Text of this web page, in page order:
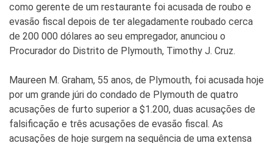
como gerente de um restaurante foi acusada de roubo e
evasão fiscal depois de ter alegadamente roubado cerca
de 200 000 dólares ao seu empregador, anunciou o
Procurador do Distrito de Plymouth, Timothy J. Cruz.
Maureen M. Graham, 55 anos, de Plymouth, foi acusada hoje
por um grande júri do condado de Plymouth de quatro
acusações de furto superior a $1.200, duas acusações de
falsificação e três acusações de evasão fiscal. As
acusações de hoje surgem na sequência de uma extensa